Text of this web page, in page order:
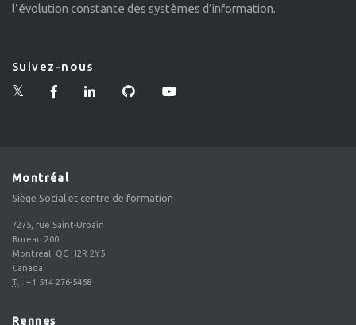
l’évolution constante des systèmes d’information.
Suivez-nous
Montréal
Siège Social et centre de formation
7275, rue Saint-Urbain
Bureau 200
Montréal, QC H2R 2Y5
Canada
T. : +1 514 276-5468
Rennes